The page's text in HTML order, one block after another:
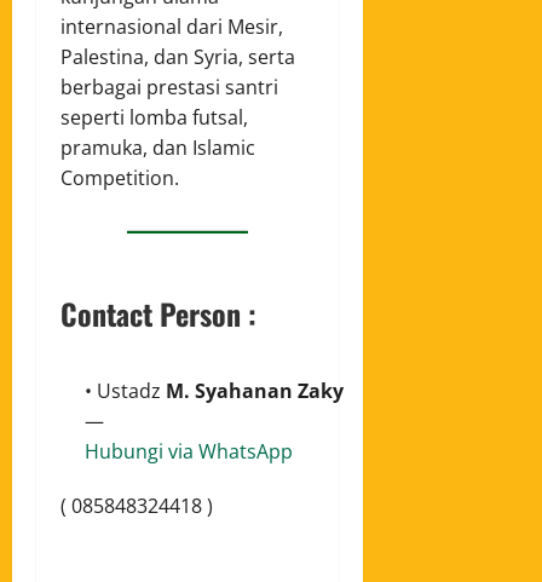
internasional dari Mesir,
Palestina, dan Syria, serta
berbagai prestasi santri
seperti lomba futsal,
pramuka, dan Islamic
Competition.
Contact Person :
• Ustadz M. Syahanan Zaky
—
Hubungi via WhatsApp
( 085848324418 )